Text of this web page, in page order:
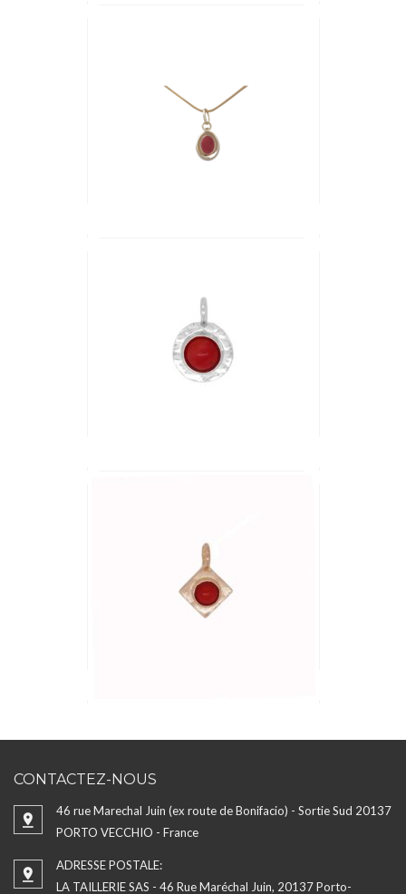
CONTACTEZ-NOUS
46 rue Marechal Juin (ex route de Bonifacio) - Sortie Sud 20137
PORTO VECCHIO - France
ADRESSE POSTALE:
LA TAILLERIE SAS - 46 Rue Maréchal Juin, 20137 Porto-